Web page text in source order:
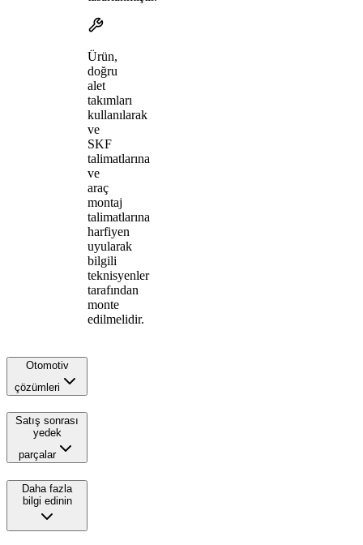
Ürün,
doğru
alet
takımları
kullanılarak
ve
SKF
talimatlarına
ve
araç
montaj
talimatlarına
harfiyen
uyularak
bilgili
teknisyenler
tarafından
monte
edilmelidir.
Otomotiv
çözümleri
Satış sonrası
yedek
parçalar
Daha fazla
bilgi edinin